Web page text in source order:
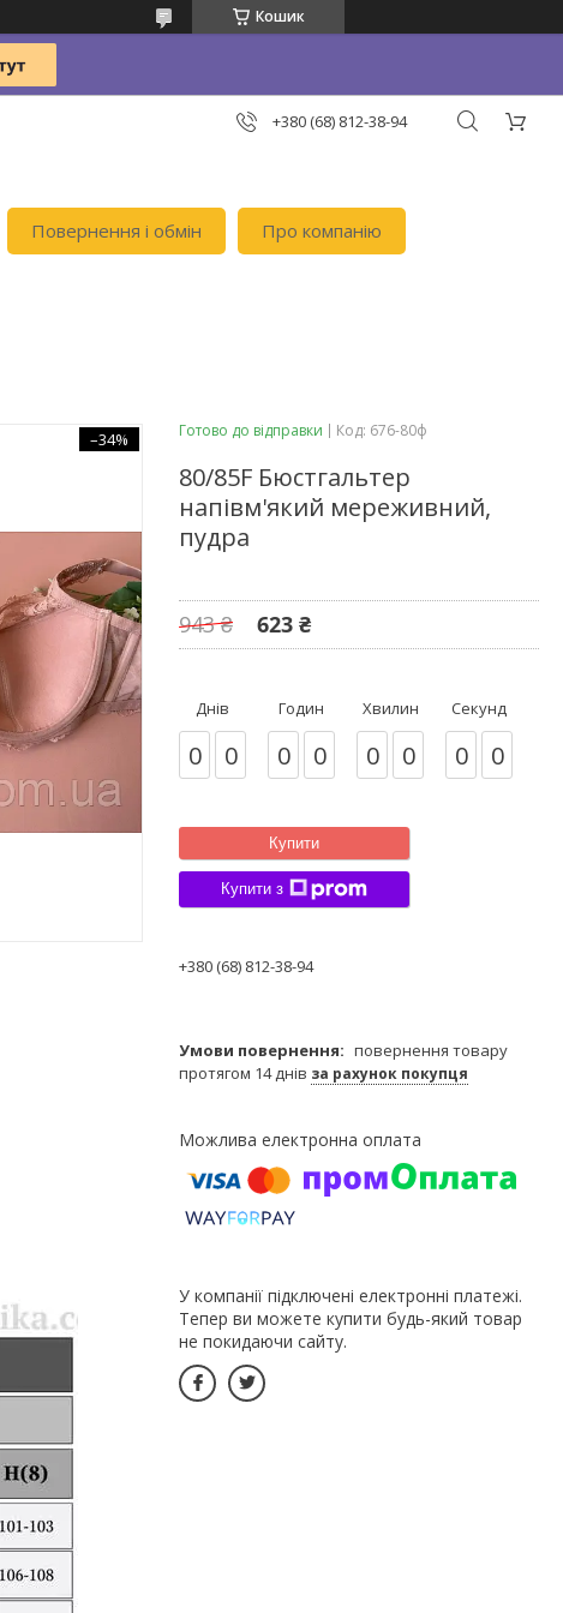
Кошик
+380 (68) 812-38-94
Повернення і обмін
Про компанію
–34% Готово до відправки Код: 676-80ф
80/85F Бюстгальтер
напівм'який мереживний,
пудра
943 ₴ 623 ₴
Днів
0 0
Годин
0 0
Хвилин
0 0
Секунд
0 0
Купити
Купити з
+380 (68) 812-38-94
повернення товару
протягом 14 днів за рахунок покупця
У компанії підключені електронні платежі.
Тепер ви можете купити будь-який товар
не покидаючи сайту.